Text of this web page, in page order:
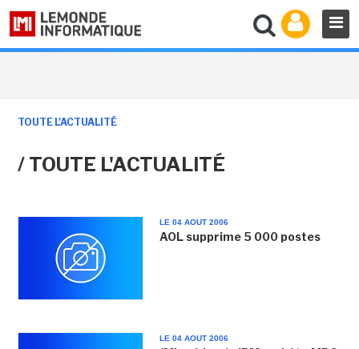
TOUTE L'ACTUALITÉ
/ TOUTE L'ACTUALITÉ
LE 04 AOUT 2006
AOL supprime 5 000 postes
LE 04 AOUT 2006